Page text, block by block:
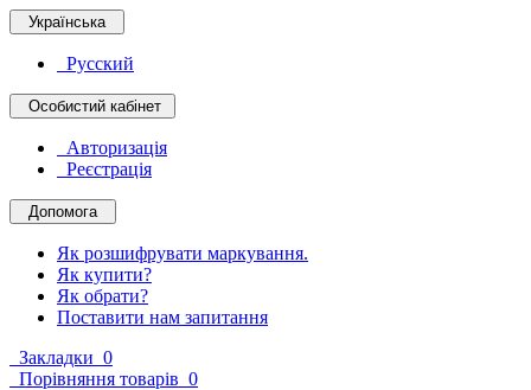
Українська
Русский
Особистий кабінет
Авторизація
Реєстрація
Допомога
Як розшифрувати маркування.
Як купити?
Як обрати?
Поставити нам запитання
Закладки 0
Порівняння товарів 0